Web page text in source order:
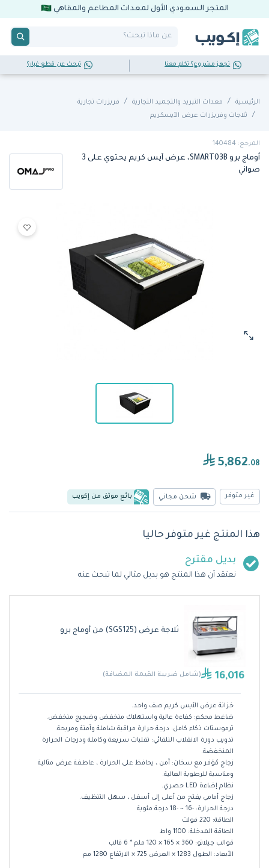
المتجر السعودي الأول لمعدات المطاعم والمقاهي
تجهز مشروع؟ تكلم معنا تبحث عن قطع غيار؟
الرئيسية معدات التبريد والتجميد التجارية
فريزرات تجارية
ثلاجات وفريزرات عرض الآيسكريم
المرجع: 140484
أوماج برو SMART03B، عرض آيس كريم يحتوي على 3
صواني
5,862.08
غير متوفر شحن مجاني بائع موثق من إكويب
هذا المنتج غير متوفر حاليا
بديل مقترح
نعتقد أن هذا المنتج هو بديل مثالي لما تبحث عنه
ثلاجة عرض (SGS125) من أوماج برو
16,016 (شامل ضريبة القيمة المضافة)
خزانة عرض الآيس كريم صف واحد.
ضاغط محكم: كفاءة عالية واستهلاك منخفض وضجيج منخفض.
ترموستات ذكاء كامل: درجة حرارة مراقبة شاملة وآمنة ومريحة.
تذويب دورة الانقلاب التلقائي: تقلبات سريعة وكاملة ودرجات الحرارة
المنخفضة.
زجاج مُوَفر مع سخان: آمن ، يحافظ على الحرارة ، عاطفة عرض مثالية
ومناسبة للرطوبة العالية.
نظام إضاءة LED حصري.
زجاج أمامي يفتح من أعلى إلى أسفل ، سهل التنظيف.
درجة الحرارة: -16 ~ -18 درجة مئوية
الطاقة: 220 فولت
الطاقة المدخلة: 1100 واط
قوالب جيلاتو: 360 × 165 × 120 ملم * 6 قالب
الأبعاد: الطول 1283 × العرض 725 × الارتفاع 1280 مم